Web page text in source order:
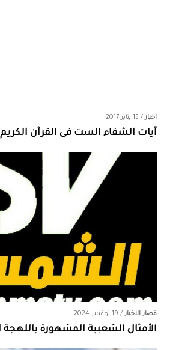
اخبار/ 15 يناير 2017
آيات الشفاء الست فى القرآن الكريم (تقرأ
قصار الاخبار/ 19 نوفمبر 2024
الأمثال الشعبية المشهورة باللهجة